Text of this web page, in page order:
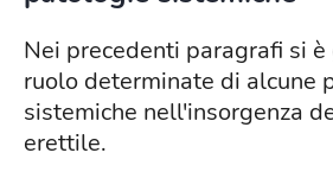
Nei precedenti paragrafi si
ruolo determinate di alcune
sistemiche nell'insorgenza
erettile.